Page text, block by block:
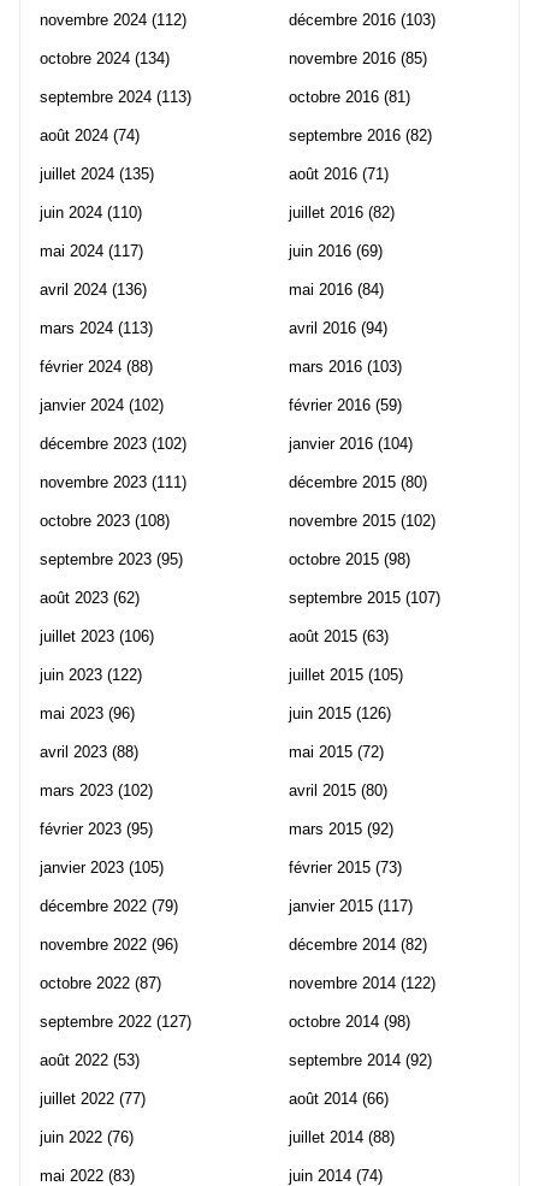
novembre 2024 (112)
octobre 2024 (134)
septembre 2024 (113)
août 2024 (74)
juillet 2024 (135)
juin 2024 (110)
mai 2024 (117)
avril 2024 (136)
mars 2024 (113)
février 2024 (88)
janvier 2024 (102)
décembre 2023 (102)
novembre 2023 (111)
octobre 2023 (108)
septembre 2023 (95)
août 2023 (62)
juillet 2023 (106)
juin 2023 (122)
mai 2023 (96)
avril 2023 (88)
mars 2023 (102)
février 2023 (95)
janvier 2023 (105)
décembre 2022 (79)
novembre 2022 (96)
octobre 2022 (87)
septembre 2022 (127)
août 2022 (53)
juillet 2022 (77)
juin 2022 (76)
mai 2022 (83)
décembre 2016 (103)
novembre 2016 (85)
octobre 2016 (81)
septembre 2016 (82)
août 2016 (71)
juillet 2016 (82)
juin 2016 (69)
mai 2016 (84)
avril 2016 (94)
mars 2016 (103)
février 2016 (59)
janvier 2016 (104)
décembre 2015 (80)
novembre 2015 (102)
octobre 2015 (98)
septembre 2015 (107)
août 2015 (63)
juillet 2015 (105)
juin 2015 (126)
mai 2015 (72)
avril 2015 (80)
mars 2015 (92)
février 2015 (73)
janvier 2015 (117)
décembre 2014 (82)
novembre 2014 (122)
octobre 2014 (98)
septembre 2014 (92)
août 2014 (66)
juillet 2014 (88)
juin 2014 (74)